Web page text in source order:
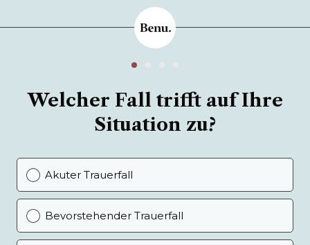
Welcher Fall trifft auf Ihre
Situation zu?
Akuter Trauerfall
Bevorstehender Trauerfall